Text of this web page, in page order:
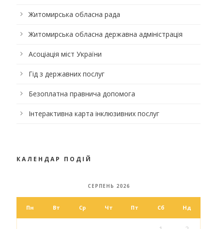
Житомирська обласна рада
Житомирська обласна державна адміністрація
Асоціація міст України
Гід з державних послуг
Безоплатна правнича допомога
Інтерактивна карта інклюзивних послуг
КАЛЕНДАР ПОДІЙ
СЕРПЕНЬ 2026
Пн Вт Ср Чт Пт Сб Нд